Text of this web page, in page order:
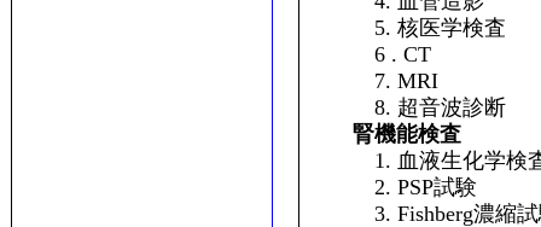
5. 核医学検査
6 . CT
7. MRI
8. 超音波診断
腎機能検査
1. 血液生化学検
2. PSP試験
3. Fishberg濃縮試